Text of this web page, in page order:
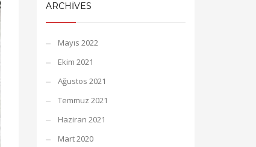
ARCHIVES
Mayıs 2022
Ekim 2021
Ağustos 2021
Temmuz 2021
Haziran 2021
Mart 2020